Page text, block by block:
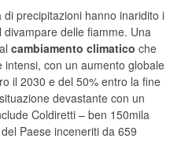
di precipitazioni hanno inaridito i
delle fiamme. Una
cambiamento climatico che
con un aumento globale
il 2030 e del 50% entro la fine
devastante con un
Coldiretti – ben 150mila
Paese inceneriti da 659